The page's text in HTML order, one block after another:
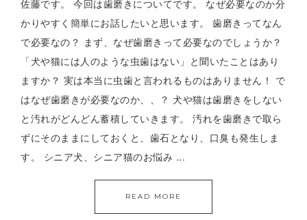
佐藤です。 今回は歯磨きについてです。 なぜ必要なのか分
かりやすく簡単にお話したいと思います。 歯磨きってなん
で必要なの？ まず、なぜ歯磨きって必要なのでしょうか？
「犬や猫には人のような虫歯はない」と聞いたことはあり
ますか？ 実は本当に虫歯と言われるものはありません！ で
はなぜ歯磨きが必要なのか、、？ 犬や猫は歯磨きをしない
と汚れがどんどん蓄積していきます。 汚れを歯磨きで取ら
ずにそのままにしておくと、歯石となり、口臭も発生しま
す。 シニア犬、シニア猫のお悩み ...
READ MORE